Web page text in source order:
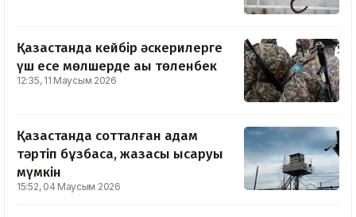
Қазақстанда кейбір әскерилерге
үш есе мөлшерде ақы төленбек
12:35, 11 Маусым 2026
Қазақстанда сотталған адам
тәртіп бұзбаса, жазасы қысқаруы
мүмкін
15:52, 04 Маусым 2026